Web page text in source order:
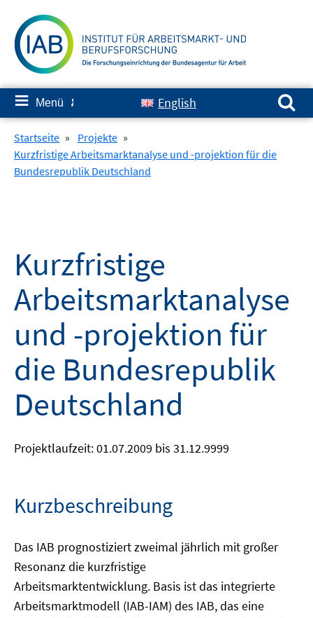
zum
Inhalt
≡ Menü ✘ English
Suchen nach:
Startseite » Projekte »
Kurzfristige Arbeitsmarktanalyse und -projektion für die
Bundesrepublik Deutschland
Kurzfristige
Arbeitsmarktanalyse
und -projektion für
die Bundesrepublik
Deutschland
Projektlaufzeit: 01.07.2009 bis 31.12.9999
Kurzbeschreibung
Das IAB prognostiziert zweimal jährlich mit großer
Resonanz die kurzfristige
Arbeitsmarktentwicklung. Basis ist das integrierte
Arbeitsmarktmodell (IAB-IAM) des IAB, das eine